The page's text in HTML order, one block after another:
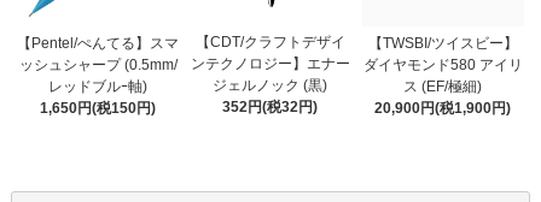
【Pentel/ぺんてる】スマ
ッシュシャープ (0.5mm/
レッドブルｰ軸)
1,650円(税150円)
【CDT/クラフトデザイ
ンテクノロジー】エナー
ジェルノック (黒)
352円(税32円)
【TWSBI/ツイスビー】
ダイヤモンド580 アイリ
ス (EF/極細)
20,900円(税1,900円)